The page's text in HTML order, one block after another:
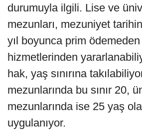
durumuyla ilgili. Lise ve
mezunları, mezuniyet
yıl boyunca prim ödemeden
hizmetlerinden
hak, yaş sınırına
mezunlarında bu sınır 20,
mezunlarında ise 25 yaş
uygulanıyor.